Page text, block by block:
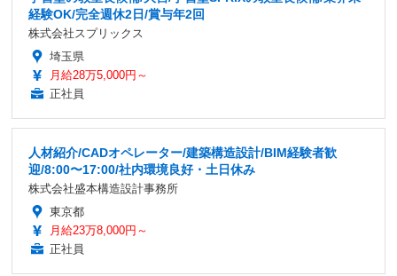
経験OK/完全週休2日/賞与年2回
株式会社スプリックス
埼玉県
月給28万5,000円～
正社員
人材紹介/CADオペレーター/建築構造設計/BIM経験者歓
迎/8:00〜17:00/社内環境良好・土日休み
株式会社盛本構造設計事務所
東京都
月給23万8,000円～
正社員